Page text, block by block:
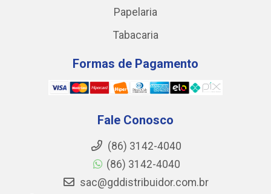
Papelaria
Tabacaria
Formas de Pagamento
Fale Conosco
(86) 3142-4040
(86) 3142-4040
sac@gddistribuidor.com.br